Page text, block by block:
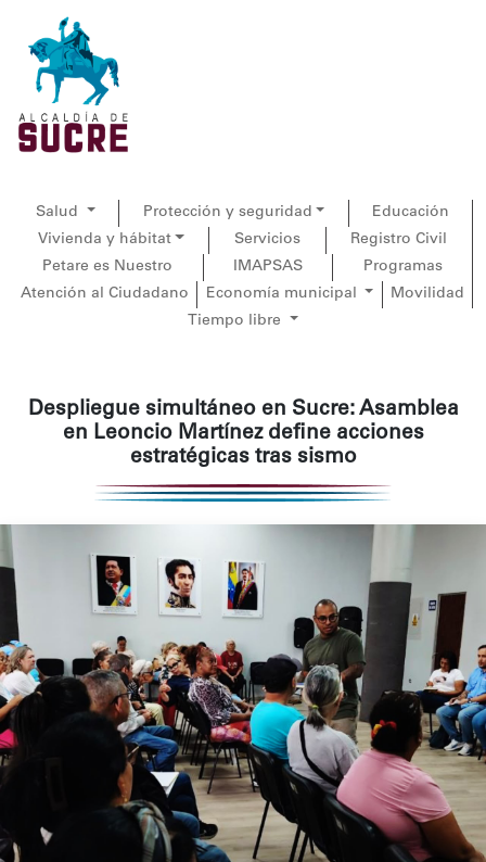
Salud Protección y seguridad
Educación
Vivienda y hábitat
Servicios
Registro Civil
Petare es Nuestro
IMAPSAS
Programas
Atención al Ciudadano
Economía municipal
Movilidad
Tiempo libre
Despliegue simultáneo en Sucre: Asamblea
en Leoncio Martínez define acciones
estratégicas tras sismo